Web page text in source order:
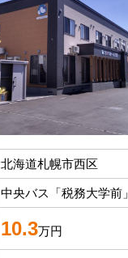
北海道札幌市西区
中央バス「税務大学前
10.3万円